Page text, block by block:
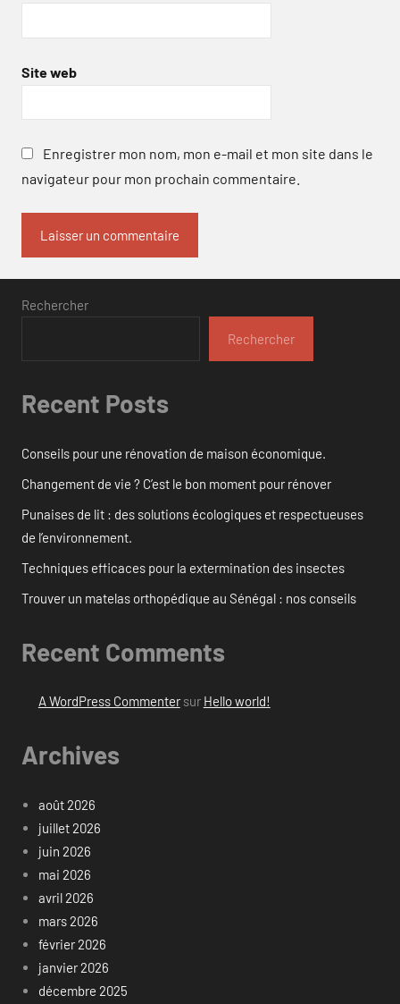
Site web
Enregistrer mon nom, mon e-mail et mon site dans le
navigateur pour mon prochain commentaire.
Rechercher
Rechercher
Recent Posts
Conseils pour une rénovation de maison économique.
Changement de vie ? C’est le bon moment pour rénover
Punaises de lit : des solutions écologiques et respectueuses
de l’environnement.
Techniques efficaces pour la extermination des insectes
Trouver un matelas orthopédique au Sénégal : nos conseils
Recent Comments
A WordPress Commentersur Hello world!
Archives
août 2026
juillet 2026
juin 2026
mai 2026
avril 2026
mars 2026
février 2026
janvier 2026
décembre 2025